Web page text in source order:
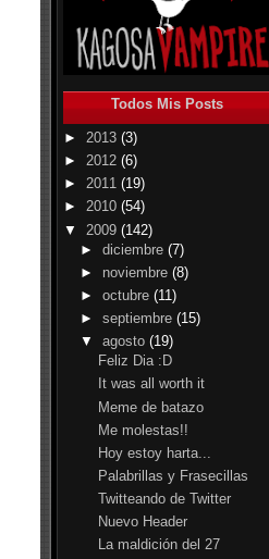
Todos Mis Posts
► 2013 (3)
► 2012 (6)
► 2011 (19)
► 2010 (54)
▼ 2009 (142)
►diciembre(7)
► noviembre(8)
►octubre(11)
►septiembre(15)
▼agosto(19)
Feliz Dia :D
It was all worth it
Meme de batazo
Me molestas!!
Hoy estoy harta...
Palabrillas y Frasecillas
Twitteando de Twitter
Nuevo Header
La maldición del 27